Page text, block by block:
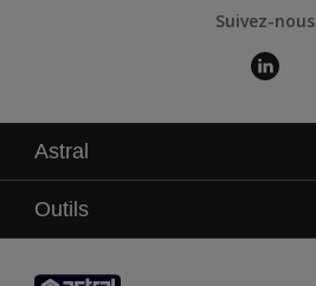
Suivez-nous
Astral
La marque
Service technique
Contact
Outils